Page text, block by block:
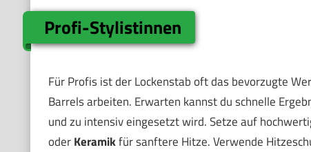
Profi-Stylistinnen
Für Profis ist der Lockenstab oft das bevorzugte
Barrels arbeiten. Erwarten kannst du schnelle
und zu intensiv eingesetzt wird. Setze auf
oderKeramikfür sanftere Hitze. Verwende